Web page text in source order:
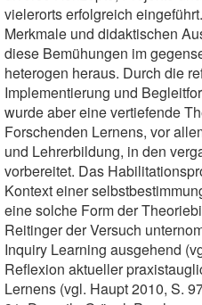
vielerorts erfolgreich
Merkmale und didaktischen
diese Bemühungen im
heterogen heraus. Durch die
Implementierung und
wurde aber eine vertiefende
Forschenden Lernens, vor
und Lehrerbildung, in den
vorbereitet. Das
Kontext einer
eine solche Form der
Reitinger der Versuch
Inquiry Learning ausgehend
Reflexion aktueller
Lernens (vgl. Haupt 2010, S.